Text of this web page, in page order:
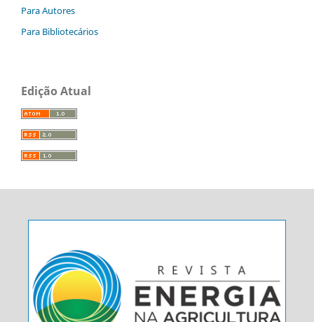
Para Autores
Para Bibliotecários
Edição Atual